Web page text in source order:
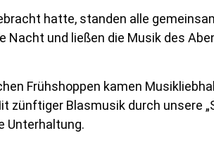
hatte, standen alle
und ließen die Musik des
Frühshoppen kamen
Blasmusik durch unsere
Unterhaltung.